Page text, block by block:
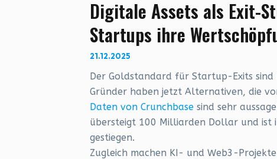
Digitale Assets als Exit-
Startups ihre
21.12.2025
Der Goldstandard für Startup-Exits
Gründer haben jetzt Alternativen, die
Daten von Crunchbase sind sehr
übersteigt 100 Milliarden Dollar und ist
gestiegen.
Zugleich machen KI- und Web3-